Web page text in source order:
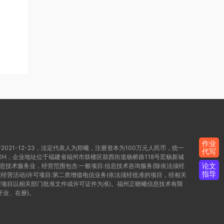
12-23，法定代表人为郑曦，注册资本为100万元人民币，统一
，企业地址位于福建省福州市鼓楼区鼓西街道杨桥路118号宏杨新城
术服务业，经营范围包含:一般项目:信息技术咨询服务(除依法须经
营活动)许可项目:第二类增值电信业务(依法须经批准的项目，经相关
目以相关部门批准文件或许可证件为准)。福州正晓曦信息技术有限
、在册)。
作业
代写
论文
指导